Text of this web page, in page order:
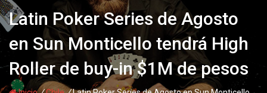
Latin Poker Series de Agosto
en Sun Monticello tendrá High
Roller de buy-in $1M de pesos